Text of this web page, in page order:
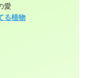
愛
る植物